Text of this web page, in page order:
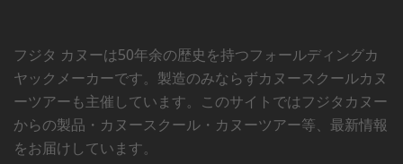
フジタ カヌーは50年余の歴史を持つフォールディングカ
ヤックメーカーです。製造のみならずカヌースクールカヌ
ーツアーも主催しています。このサイトではフジタカヌー
からの製品・カヌースクール・カヌーツアー等、最新情報
をお届けしています。